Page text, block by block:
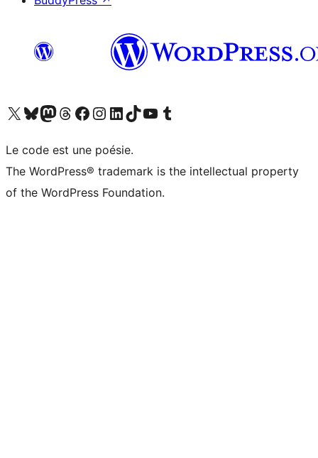
Visitez notre compte X (précédemment Twitter)
Visiter notre compte Bluesky
Visiter notre compte Mastodon
Visiter notre compte Threads
Consulter notre compte Facebook
Consulter notre compte Instagram
Consulter notre compte LinkedIn
Visiter notre compte TokTok
Visiter notre chaîne YouTube
Visiter notre compte Tumblr
Le code est une poésie.
The WordPress® trademark is the intellectual property
of the WordPress Foundation.